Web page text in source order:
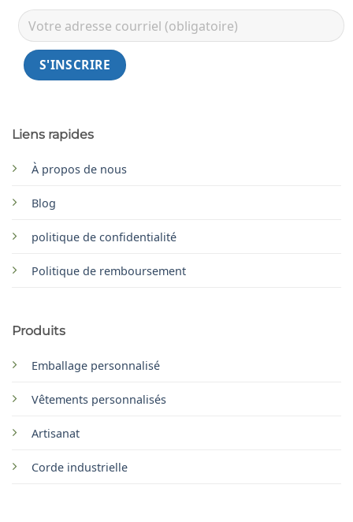
Liens rapides
À propos de nous
Blog
politique de confidentialité
Politique de remboursement
Produits
Emballage personnalisé
Vêtements personnalisés
Artisanat
Corde industrielle